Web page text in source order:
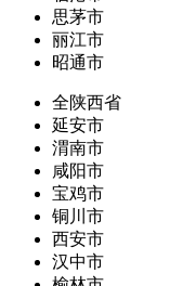
思茅市
丽江市
昭通市
全陕西省
延安市
渭南市
咸阳市
宝鸡市
铜川市
西安市
汉中市